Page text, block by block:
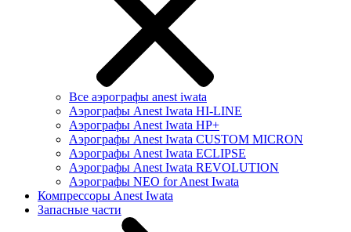
Все аэрографы anest iwata
Аэрографы Anest Iwata HI-LINE
Аэрографы Anest Iwata HP+
Аэрографы Anest Iwata CUSTOM MICRON
Аэрографы Anest Iwata ECLIPSE
Аэрографы Anest Iwata REVOLUTION
Аэрографы NEO for Anest Iwata
Компрессоры Anest Iwata
Запасные части